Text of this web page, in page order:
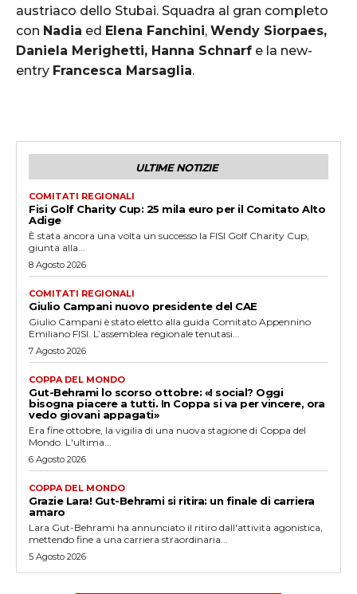
austriaco dello Stubai. Squadra al gran completo
con Nadia ed Elena Fanchini, Wendy Siorpaes,
Daniela Merighetti, Hanna Schnarf e la new-
entry Francesca Marsaglia.
ULTIME NOTIZIE
COMITATI REGIONALI
Fisi Golf Charity Cup: 25 mila euro per il Comitato Alto
Adige
È stata ancora una volta un successo la FISI Golf Charity Cup,
giunta alla...
8 Agosto 2026
COMITATI REGIONALI
Giulio Campani nuovo presidente del CAE
Giulio Campani è stato eletto alla guida Comitato Appennino
Emiliano FISI. L’assemblea regionale tenutasi...
7 Agosto 2026
COPPA DEL MONDO
Gut-Behrami lo scorso ottobre: «I social? Oggi
bisogna piacere a tutti. In Coppa si va per vincere, ora
vedo giovani appagati»
Era fine ottobre, la vigilia di una nuova stagione di Coppa del
Mondo. L'ultima...
6 Agosto 2026
COPPA DEL MONDO
Grazie Lara! Gut-Behrami si ritira: un finale di carriera
amaro
Lara Gut-Behrami ha annunciato il ritiro dall'attività agonistica,
mettendo fine a una carriera straordinaria...
5 Agosto 2026